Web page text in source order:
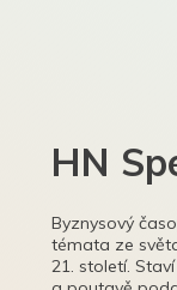
HN
Byznysový
témata ze
21. století.